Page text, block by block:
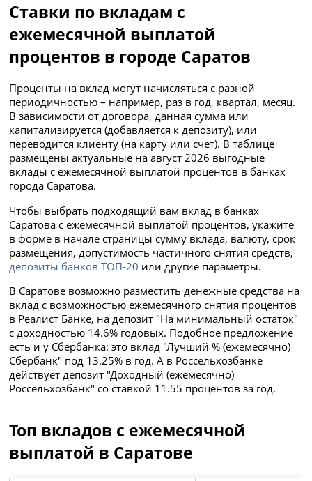
Ставки по вкладам с
ежемесячной выплатой
процентов в городе Саратов
Проценты на вклад могут начисляться с разной
периодичностью – например, раз в год, квартал, месяц.
В зависимости от договора, данная сумма или
капитализируется (добавляется к депозиту), или
переводится клиенту (на карту или счет). В таблице
размещены актуальные на август 2026 выгодные
вклады с ежемесячной выплатой процентов в банках
города Саратова.
Чтобы выбрать подходящий вам вклад в банках
Саратова с ежемесячной выплатой процентов, укажите
в форме в начале страницы сумму вклада, валюту, срок
размещения, допустимость частичного снятия средств,
депозиты банков ТОП-20 или другие параметры.
В Саратове возможно разместить денежные средства на
вклад с возможностью ежемесячного снятия процентов
в Реалист Банке, на депозит "На минимальный остаток"
с доходностью 14.6% годовых. Подобное предложение
есть и у Сбербанка: это вклад "Лучший % (ежемесячно)
Сбербанк" под 13.25% в год. А в Россельхозбанке
действует депозит "Доходный (ежемесячно)
Россельхозбанк" со ставкой 11.55 процентов за год.
Топ вкладов с ежемесячной
выплатой в Саратове